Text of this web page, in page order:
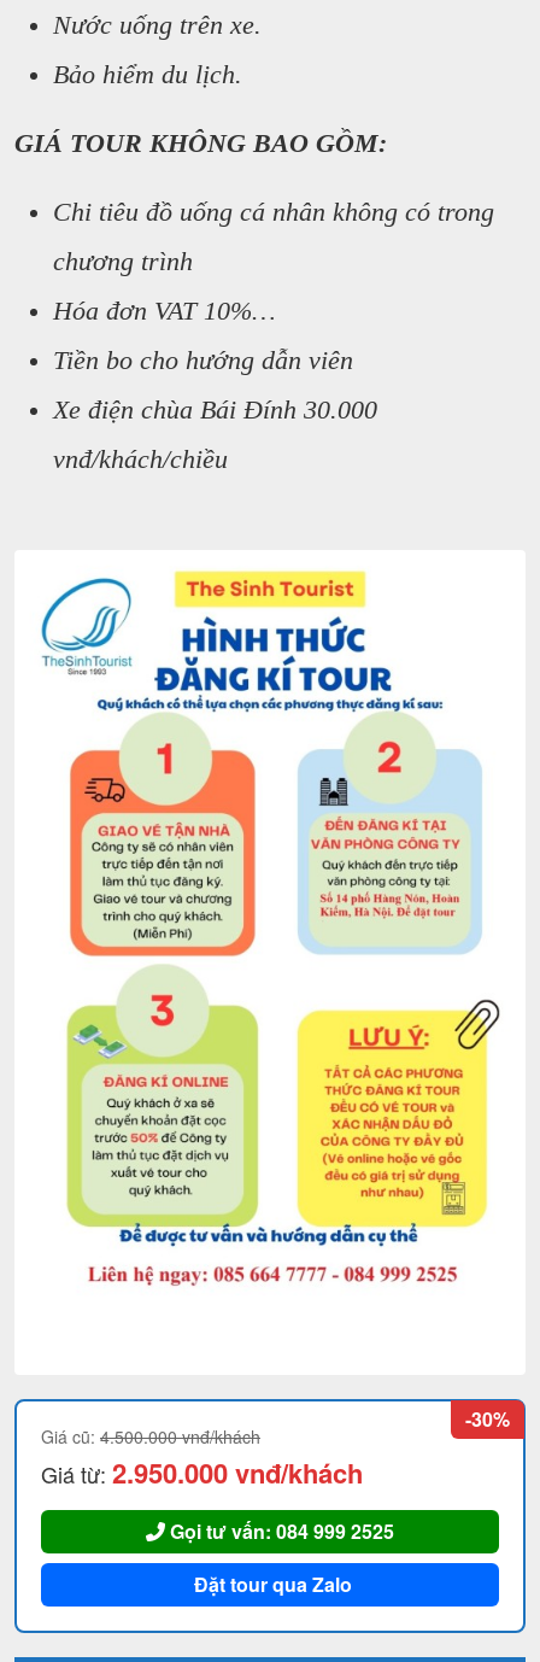
Nước uống trên xe.
Bảo hiểm du lịch.
GIÁ TOUR KHÔNG BAO GỒM:
Chi tiêu đồ uống cá nhân không có trong
chương trình
Hóa đơn VAT 10%…
Tiền bo cho hướng dẫn viên
Xe điện chùa Bái Đính 30.000
vnđ/khách/chiều
-30%
Giá cũ: 4.500.000 vnđ/khách
Giá từ: 2.950.000 vnđ/khách
Gọi tư vấn: 084 999 2525
Đặt tour qua Zalo